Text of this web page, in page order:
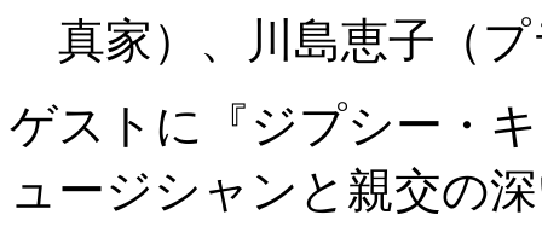
真家）、川島恵子（
ゲストに『ジプシー・
ュージシャンと親交の